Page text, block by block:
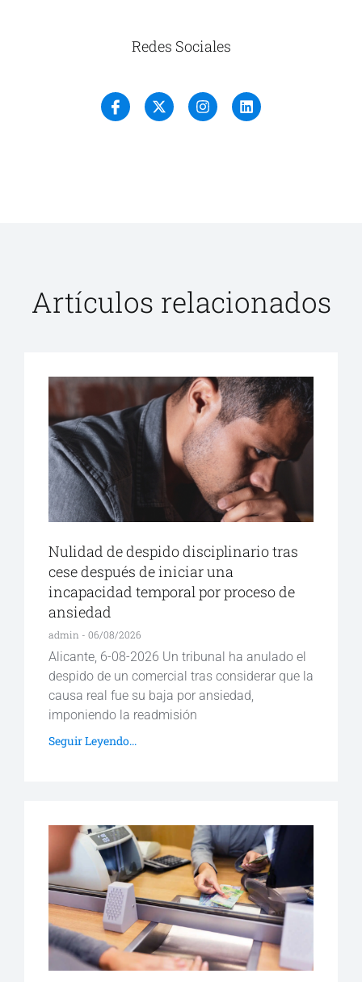
Redes Sociales
Artículos relacionados
Nulidad de despido disciplinario tras
cese después de iniciar una
incapacidad temporal por proceso de
ansiedad
admin 06/08/2026
Alicante, 6-08-2026 Un tribunal ha anulado el
despido de un comercial tras considerar que la
causa real fue su baja por ansiedad,
imponiendo la readmisión
Seguir Leyendo...